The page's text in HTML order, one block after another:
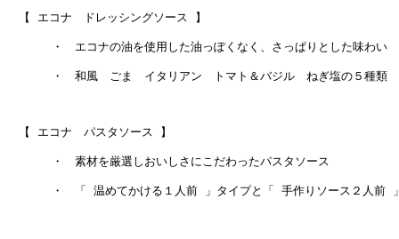
【 エコナ　ドレッシングソース 】
・　エコナの油を使用した油っぽくなく、さっぱりとした味わい
・　和風　ごま　イタリアン　トマト＆バジル　ねぎ塩の５種類
【 エコナ　パスタソース 】
・　素材を厳選しおいしさにこだわったパスタソース
・　「 温めてかける１人前 」タイプと「 手作りソース２人前